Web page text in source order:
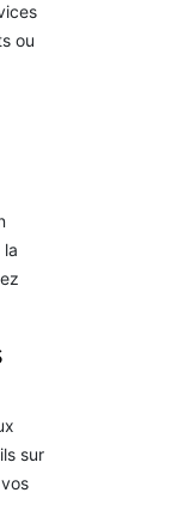
ou
sur